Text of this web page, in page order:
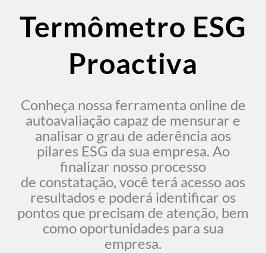
Termômetro ESG
Proactiva
Conheça nossa ferramenta online de
autoavaliação capaz de mensurar e
analisar o grau de aderência aos
pilares ESG da sua empresa. Ao
finalizar nosso processo
de constatação, você terá acesso aos
resultados e poderá identificar os
pontos que precisam de atenção, bem
como oportunidades para sua
empresa.